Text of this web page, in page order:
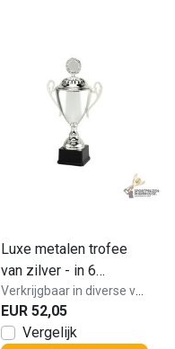
Luxe metalen trofee
van zilver - in 6
hoogtes - LT.089
EUR 52,05
Vergelijk